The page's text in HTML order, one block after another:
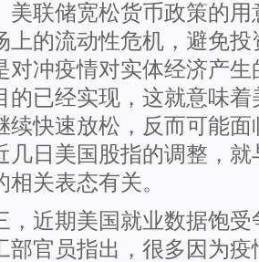
美联储宽松货币政策的
上的流动性危机，避免
对冲疫情对实体经济产
的已经实现，这就意味
续快速放松，反而可能
几日美国股指的调整，
相关表态有关。
，近期美国就业数据饱
部官员指出，很多因为